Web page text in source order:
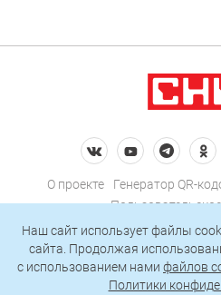
О проекте Генератор QR-
Политика
Подписаться
Наш сайт использует файлы
сайта. Продолжая
c использованием нами файлов
Политики